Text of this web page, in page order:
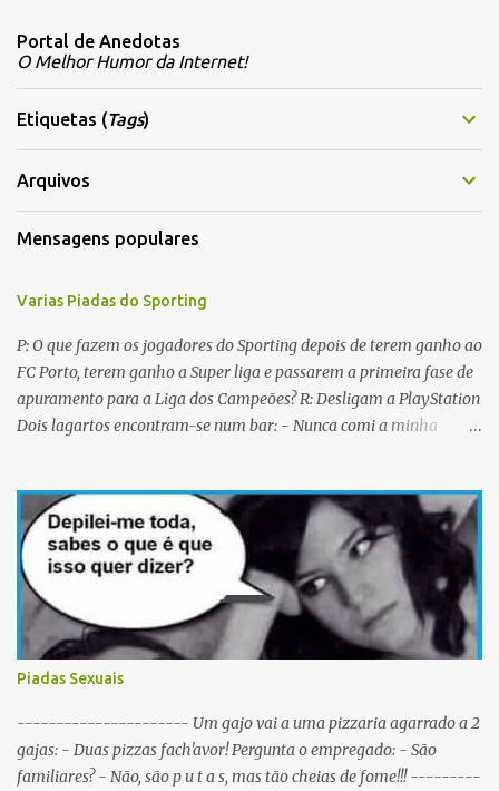
e
n
t
á
r
i
o
Portal de Anedotas
O Melhor Humor da Internet!
Etiquetas (Tags)
Arquivos
Mensagens populares
Varias Piadas do Sporting
P: O que fazem os jogadores do Sporting depois de terem ganho ao
FC Porto, terem ganho a Super liga e passarem a primeira fase de
apuramento para a Liga dos Campeões? R: Desligam a PlayStation
Dois lagartos encontram-se num bar: - Nunca comi a minha
com as caras dos jogadores do Sporting a propósito do centenário.
Porquê? Concluiram que as pessoas não sabiam em que lado
deviam cuspir! P: Que nome se dá a um Sportinguista com apenas
metade do cérebro? R: Sobredotado. P: Porque razão não houve
taças de champanhe na inauguração do Estádio de Alvalade? R:
Porque as taças estavam todas nas Antas. P: Como se identifica um
Sportinguista equilibrado? R: Baba-se pelos dois lados da boca ao
Sportinguista e um porco? R: Presunto rançoso. P: Porque é que o
Sporting vai passar a ser patrocinado pela BP R: Porque a BP dá...
Piadas Sexuais
---------------------- Um gajo vai a uma pizzaria agarrado a 2
gajas: - Duas pizzas fach'avor! Pergunta o empregado: - São
familiares? - Não, são p u t a s, mas tão cheias de fome!!! ---------